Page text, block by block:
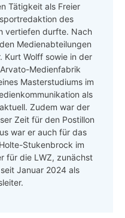
Tätigkeit als Freier
des
vertiefen durfte. Nach
Medienabteilungen
Kurt Wolff sowie in der
Medienfabrik
Masterstudiums im
als
Zudem war der
Zeit für den Postillon
war er auch für das
Stukenbrock im
für die LWZ, zunächst
Januar 2024 als